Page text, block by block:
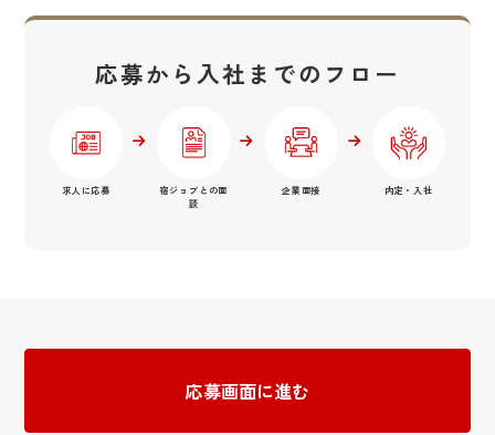
応募から入社までのフロー
求人に応募
宿ジョブとの面
談
企業面接 内定・入社
応募画面に進む